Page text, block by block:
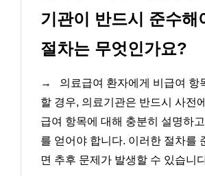
기관이 반드시 준수해
절차는 무엇인가요?
→
의료급여 환자에게 비급여 항
할 경우, 의료기관은 반드시 사전
급여 항목에 대해 충분히 설명하
를 얻어야 합니다. 이러한 절차를
면 추후 문제가 발생할 수 있습니